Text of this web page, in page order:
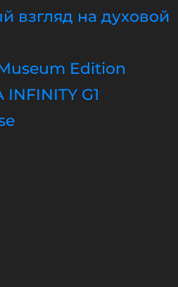
взгляд на духовой
Edition
G1